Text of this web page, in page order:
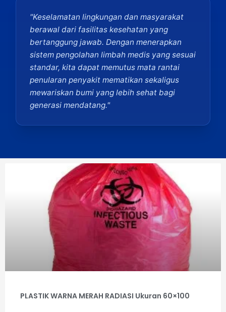
"Keselamatan lingkungan dan masyarakat
berawal dari fasilitas kesehatan yang
bertanggung jawab. Dengan menerapkan
sistem pengolahan limbah medis yang sesuai
standar, kita dapat memutus mata rantai
penularan penyakit mematikan sekaligus
mewariskan bumi yang lebih sehat bagi
generasi mendatang."
PLASTIK WARNA MERAH RADIASI Ukuran 60×100